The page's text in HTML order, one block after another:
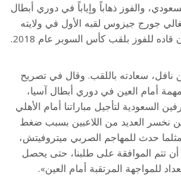
والفوز ذهاباً وإياباً في دوري أبطال
جورج جيزوس لقبه الأول في ولايته
للفوز بلقب كأس السوبر عام 2018.
نافل، سعادته باللقب. وقال في تصريح
أمام العين في دوري أبطال آسيا،
السعودية لتأجيل مباراتنا أمام الأهلي
نخسر العديد من اللاعبين بسبب ضغط
مثلما حدث للمهاجم الصربي ميتروفيتش،
أن تتم الموافقة على طلبنا، حتى يحصل
للمواجهة المرتقبة أمام العين».